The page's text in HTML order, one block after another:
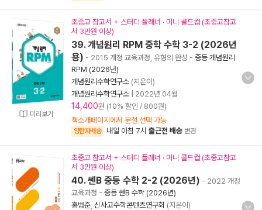
미리보기
초중고 참고서 + 스터디 플래너 · 미니 콜드컵 (초중고참고
서 3만원 이상)
39. 개념원리 RPM 중학 수학 3-2 (2026년
용) - 2015 개정 교육과정, 유형의 완성 - 중등 개념원리
RPM (2026년)
개념원리수학연구소 (지은이)
개념원리수학연구소
2022년 04월
14,400원 (10% 할인 / 800원)
책소개페이지에서 분철 선택 가능
양탄자배송 내일 아침 7시 출근전 배송 변경
초중고 참고서 + 스터디 플래너 · 미니 콜드컵 (초중고참고
서 3만원 이상)
40. 쎈B 중등 수학 2-2 (2026년) - 2022 개정
교육과정 - 중등 쎈B 수학 (2026년)
홍범준 신사고수학콘텐츠연구회 (지은이)